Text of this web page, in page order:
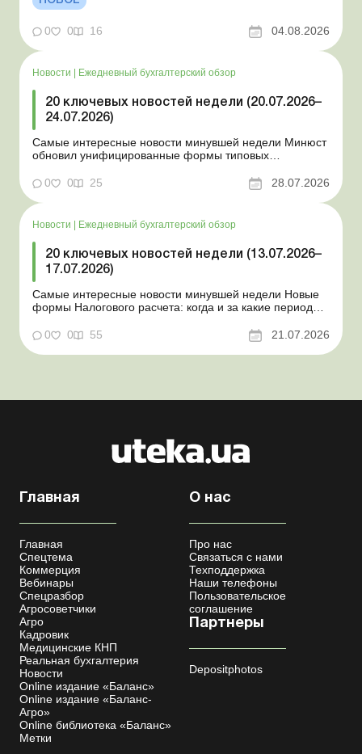
новые разовые статистические формы Со 2 августа
изменяется порядок зачисления отдельных периодов
работы в стр...
0 0 16 04.08.2026
Новости | Ежедневный бухгалтерский обзор
20 ключевых новостей недели (20.07.2026–
24.07.2026)
Самые интересные новости минувшей недели Минюст
обновил унифицированные формы типовых
новость о создании координационного центра по
статус «в розыске»: что нужно знать работодателям
Закон о ВПЛ: ка...
0 0 25 28.07.2026
Новости Ежедневный бухгалтерский обзор
20 ключевых новостей недели (13.07.2026–
17.07.2026)
Самые интересные новости минувшей недели Новые
формы Налогового расчета: когда и за какие периоды
переоформления отсрочки от призыва во время
Координационный центр по организации
0 0 55 21.07.2026
Главная
Главная
Спецтема
Коммерция
Вебинары
Спецразбор
Агросоветчики
Агро
Кадровик
Медицинские КНП
Реальная бухгалтерия
Новости
Online издание «Баланс»
Online издание «Баланс-
Агро»
Online библиотека «Баланс»
Метки
О нас
Про нас
Связаться с нами
Техподдержка
Наши телефоны
Пользовательское
соглашение
Партнеры
Depositphotos